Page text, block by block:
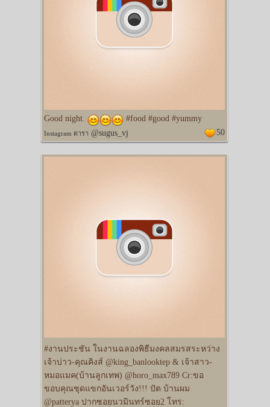
Good night. #food #good #yummy
Instagram ดารา @sugus_vj 50
#งานประชัน ในงานฉลองพิธีมงคลสมรสระหว่าง
เจ้าบ่าว-คุณคิงส์ @king_banlooktep & เจ้าสาว-
หมอแมค(บ้านลูกเทพ) @horo_max789 Cr:ขอ
ขอบคุณชุดแขกอันเวอร์วัง!!! ปัต บ้านผม
@patterya ปากซอยนวมินทร์ซอย2 โทร: